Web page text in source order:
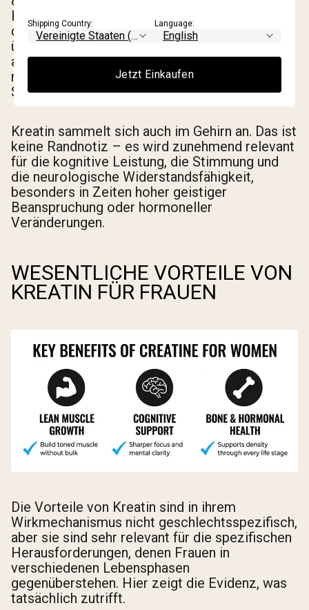
Kapazität. Eine Supplementierung schließt
diese Lücke. Für Vegetarier und Veganer, die
überhaupt kein Kreatin über die Nahrung
aufnehmen, sind die Grundwerte messbar
niedriger, und die Reaktion auf
Supplementierung ist meist ausgeprägter.
Kreatin sammelt sich auch im Gehirn an. Das ist
keine Randnotiz – es wird zunehmend relevant
für die kognitive Leistung, die Stimmung und
die neurologische Widerstandsfähigkeit,
besonders in Zeiten hoher geistiger
Beanspruchung oder hormoneller
Veränderungen.
WESENTLICHE VORTEILE VON
KREATIN FÜR FRAUEN
Die Vorteile von Kreatin sind in ihrem
Wirkmechanismus nicht geschlechtsspezifisch,
aber sie sind sehr relevant für die spezifischen
Herausforderungen, denen Frauen in
verschiedenen Lebensphasen
gegenüberstehen. Hier zeigt die Evidenz, was
tatsächlich zutrifft.
Shipping Country: Language:
Jetzt Einkaufen